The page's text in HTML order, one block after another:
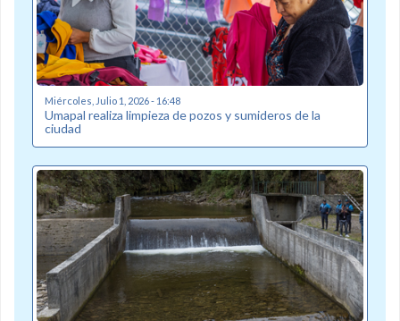
Miércoles, Julio 1, 2026 - 16:48
Umapal realiza limpieza de pozos y sumideros de la
ciudad